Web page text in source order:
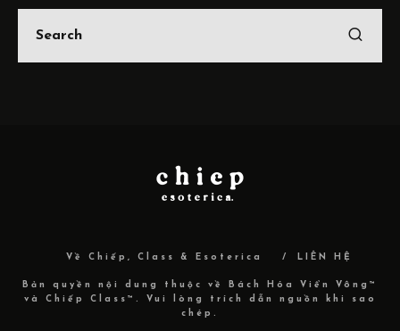
Về Chiếp, Class & Esoterica LIÊN HỆ
Bản quyền nội dung thuộc về Bách Hóa Viển Vông™
và Chiếp Class™. Vui lòng trích dẫn nguồn khi sao
chép.